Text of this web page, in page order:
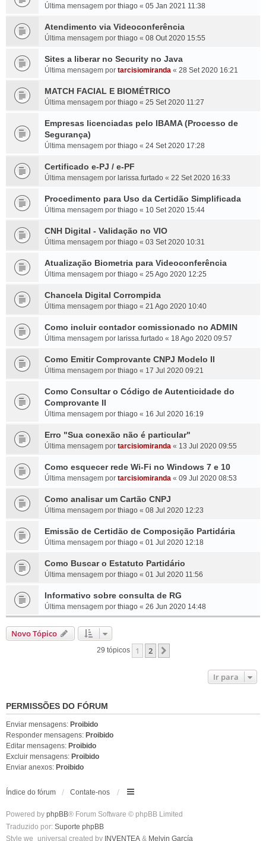
Última mensagem por thiago « 05 Jan 2021 11:38
Atendimento via Videoconferência
Última mensagem por thiago « 08 Out 2020 15:55
Sites a liberar no Security no Java
Última mensagem por tarcisiomiranda « 28 Set 2020 16:21
MATCH FACIAL E BIOMÉTRICO
Última mensagem por thiago « 25 Set 2020 11:27
Empresas licenciadas pelo IBAMA (Processo de
Segurança)
Última mensagem por thiago « 24 Set 2020 17:28
Certificado e-PJ / e-PF
Última mensagem por larissa.furtado « 22 Set 2020 16:33
Procedimento para Uso da Certidão Simplificada
Última mensagem por thiago « 10 Set 2020 15:44
CNH Digital - Validação no VIO
Última mensagem por thiago « 03 Set 2020 10:31
Atualização Biometria para Videoconferência
Última mensagem por thiago « 25 Ago 2020 12:25
Chancela Digital Corrompida
Última mensagem por thiago « 21 Ago 2020 10:40
Como incluir contador comissionado no ADMIN
Última mensagem por larissa.furtado « 18 Ago 2020 09:57
Como Emitir Comprovante CNPJ Modelo II
Última mensagem por thiago « 17 Jul 2020 09:21
Como Consultar o Código de Autenticidade do
Comprovante II
Última mensagem por thiago « 16 Jul 2020 16:19
Erro "Sua conexão não é particular"
Última mensagem por tarcisiomiranda « 13 Jul 2020 09:55
Como esquecer rede Wi-Fi no Windows 7 e 10
Última mensagem por tarcisiomiranda « 09 Jul 2020 08:53
Como analisar um Cartão CNPJ
Última mensagem por thiago « 08 Jul 2020 12:23
Emissão de Certidão de Composição Partidária
Última mensagem por thiago « 01 Jul 2020 12:18
Como Buscar o Estatuto Partidário
Última mensagem por thiago « 01 Jul 2020 11:56
Informativo sobre consulta de RG
Última mensagem por thiago « 26 Jun 2020 14:48
Novo Tópico
29 tópicos 1 2
Ir para
PERMISSÕES DO FÓRUM
Enviar mensagens: Proibido
Responder mensagens: Proibido
Editar mensagens: Proibido
Excluir mensagens: Proibido
Enviar anexos: Proibido
Índice do fórum Contate-nos
Powered by phpBB® Forum Software © phpBB Limited
Traduzido por: Suporte phpBB
Style we_universal created by INVENTEA & Melvin García